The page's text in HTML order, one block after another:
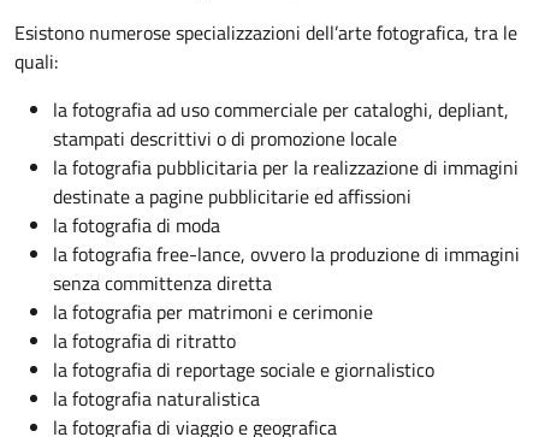
Esistono numerose specializzazioni dell’arte fotografica, tra le
quali:
la fotografia ad uso commerciale per cataloghi, depliant,
stampati descrittivi o di promozione locale
la fotografia pubblicitaria per la realizzazione di immagini
destinate a pagine pubblicitarie ed affissioni
la fotografia di moda
la fotografia free-lance, ovvero la produzione di immagini
senza committenza diretta
la fotografia per matrimoni e cerimonie
la fotografia di ritratto
la fotografia di reportage sociale e giornalistico
la fotografia naturalistica
la fotografia di viaggio e geografica